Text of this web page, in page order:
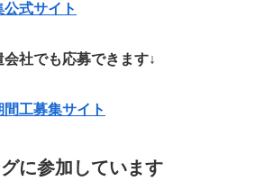
式サイト
社でも応募できます↓
工募集サイト
に参加しています